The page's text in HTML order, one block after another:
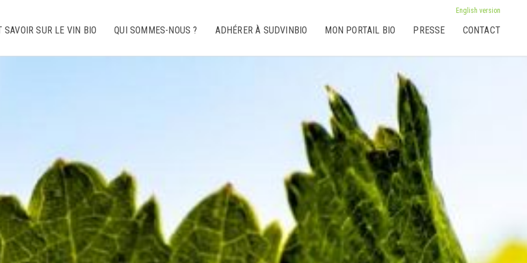
SAVOIR SUR LE VIN BIO QUI SOMMES-NOUS ? ADHÉRER À SUDVINBIO MON PORTAIL BIO PRESSE CONTACT
English version